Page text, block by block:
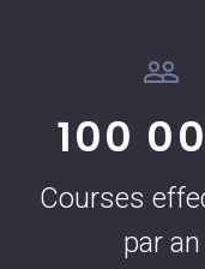
j’utilise très
très pratique surtout
100
Courses
par an